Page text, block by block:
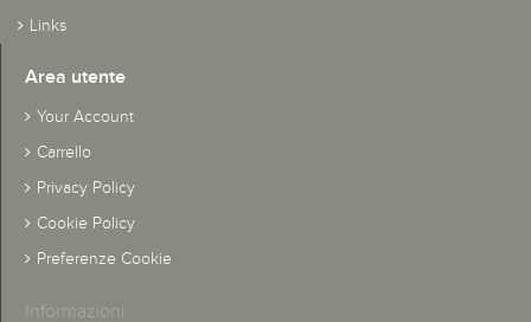
Links
Area utente
Your Account
Carrello
Privacy Policy
Cookie Policy
Preferenze Cookie
Informazioni